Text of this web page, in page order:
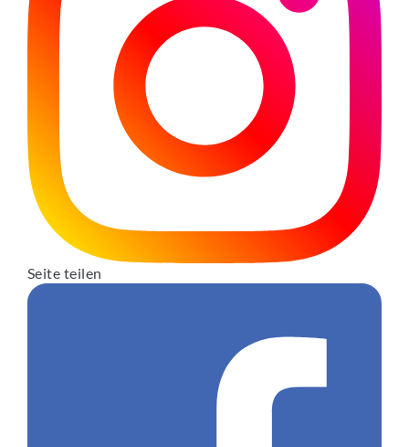
Seite teilen